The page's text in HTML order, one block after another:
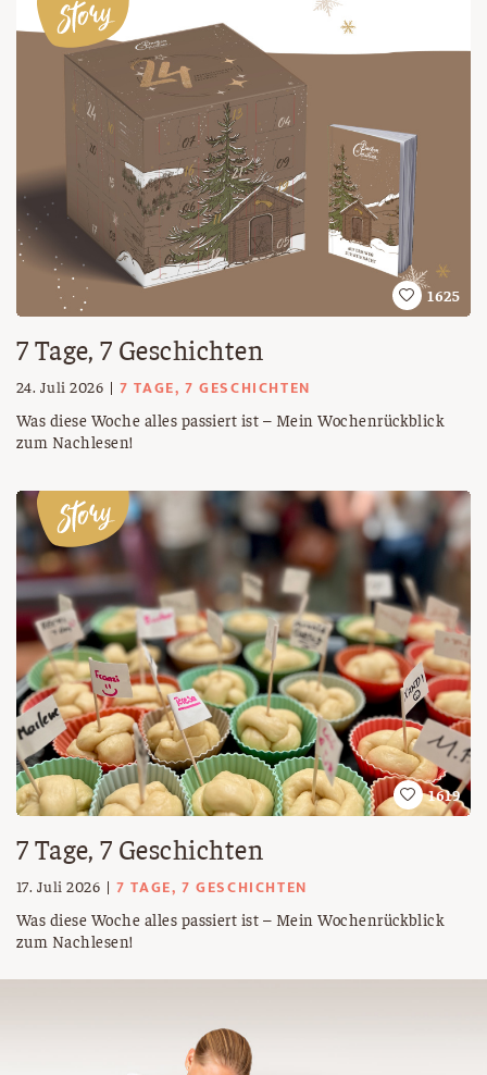
1625
7 Tage, 7 Geschichten
24. Juli 2026 7 TAGE, 7 GESCHICHTEN
Was diese Woche alles passiert ist – Mein Wochenrückblick
zum Nachlesen!
1619
7 Tage, 7 Geschichten
17. Juli 2026 7 TAGE, 7 GESCHICHTEN
Was diese Woche alles passiert ist – Mein Wochenrückblick
zum Nachlesen!